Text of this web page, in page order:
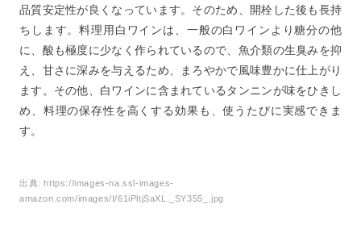
品質安定性が良くなっています。そのため、開栓した後も長持
ちします。料理用白ワインは、一般の白ワインより糖分の他
に、酸も極度に少なく作られているので、魚介類の生臭みを抑
え、甘さに深みを与えるため、まろやかで風味豊かに仕上がり
ます。その他、白ワインに含まれているタンニンが味をひきし
め、料理の保存性を高くする効果も、使うたびに実感できま
す。
出典:https://images-na.ssl-images-
amazon.com/images/I/61iPltjSaXL._SY355_.jpg